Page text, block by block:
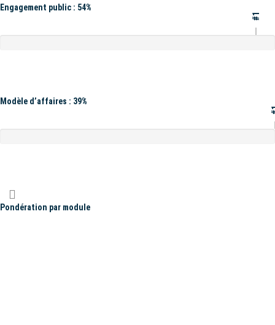
Engagement public : 54%
#1
Modèle d’affaires : 39%
Pondération par module